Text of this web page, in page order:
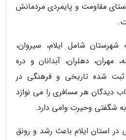
راستای مقاومت و پایمردی مردمانش
شهرستان شامل ایلام، سیروان،
مهران، دهلران، آبدانان و دره
داشتن 750 اثر ثبت شده تاریخی و فرهنگی در
دیدگان هر مسافری را می نوازد
شگفتی وحیرت وامی دارد.
استان ایلام باعث رشد و رونق